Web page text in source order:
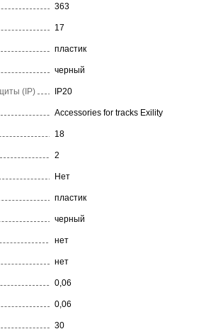
363
17
пластик
черный
(IP) IP20
Accessories for tracks Exility
18
2
Нет
пластик
черный
нет
нет
0,06
0,06
30